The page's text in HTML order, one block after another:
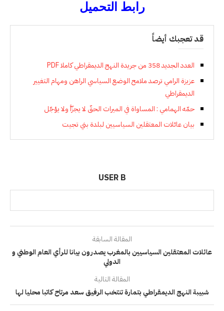
رابط التحميل
قد تعجبك أيضاً
العدد الجديد 358 من جريدة النهج الديمقراطي كاملا PDF
عزيزة الرامي ترصد ملامح الوضع السياسي الراهن ومهام التغيير
الديمقراطي
حمّه الهمامي : المساواة في الميراث الحقّ لا يجزّأ ولا يؤجّل
بيان عائلات المعتقلين السياسيين لبلدة بني تجيت
USER B
المقالة السابقة
عائلات المعتقلين السياسيين بالمغرب يصدرون بيانا للرأي العام الوطني و
الدولي
المقالة التالية
شبيبة النهج الديمقراطي بتمارة تنتخب الرفيق سعد مرتاح كاتبا محليا لها